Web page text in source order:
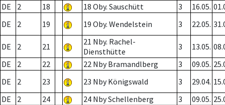
DE
2 18 18 Oby. Sauschütt 3 16.05.
DE
2 19 19 Oby. Wendelstein 3 22.05.
DE 2 21
21 Nby. Rachel-
Diensthütte
3 13.05.
DE
2 22 22 Nby Bramandlberg 3 09.05.
DE
2 23 23 Nby Königswald 3 29.04.
DE
2 24 24 Nby Schellenberg 3 09.05.